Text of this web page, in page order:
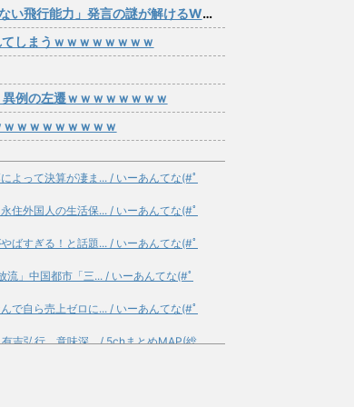
飛行能力」発言の謎が解けるWWW
しまうｗｗｗｗｗｗｗｗ
例の左遷ｗｗｗｗｗｗｗｗ
ｗｗｗｗｗｗｗｗ
よって決算が凄ま... / いーあんてな(#ﾟ
住外国人の生活保... / いーあんてな(#ﾟ
ばすぎる！と話題... / いーあんてな(#ﾟ
」中国都市「三... / いーあんてな(#ﾟ
で自ら売上ゼロに... / いーあんてな(#ﾟ
吉弘行、意味深... / 5chまとめMAP(総